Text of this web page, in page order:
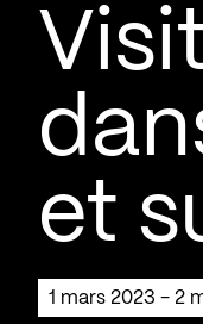
et
1 mars 2023 - 2